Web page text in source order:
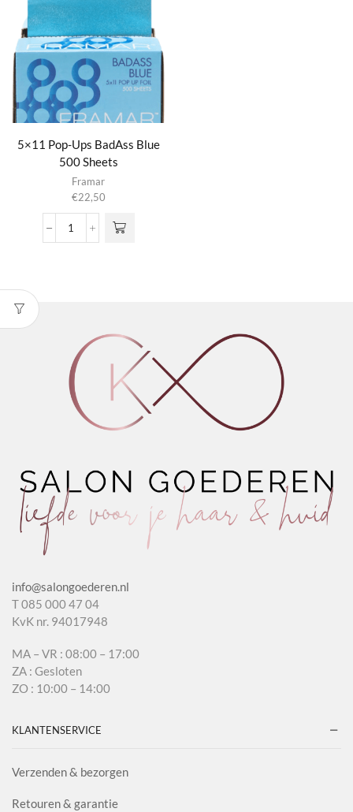
(500ct)
aantal
5×11 Pop-Ups BadAss Blue
500 Sheets
Framar
€22,50
5x11
aantal
info@salongoederen.nl
T 085 000 47 04
KvK nr. 94017948
MA – VR : 08:00 – 17:00
ZA : Gesloten
ZO : 10:00 – 14:00
KLANTENSERVICE
Verzenden & bezorgen
Retouren & garantie